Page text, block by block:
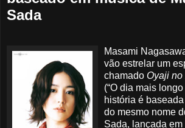
Sada
Masami
vão estrelar um
chamado Oyaji
(“O dia mais
história é
do mesmo nome
Sada, lançada em